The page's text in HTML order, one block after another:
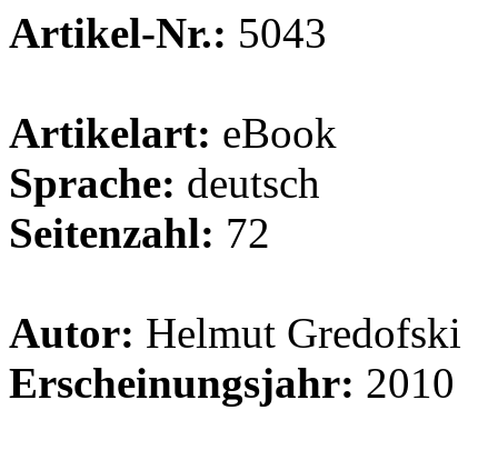
Artikel-Nr.: 5043
Artikelart: eBook
Sprache: deutsch
Seitenzahl: 72
Autor: Helmut Gredofski
Erscheinungsjahr: 2010